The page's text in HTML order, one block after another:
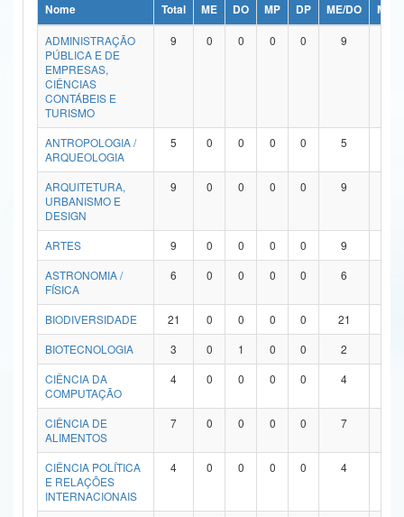
Ministério da Ciência, Tecnologia, Inovações e Comunicações
Ministério do Meio Ambiente
Ministério do Turismo
Ministério do Desenvolvimento Regional
Controladoria-Geral da União
Ministério da Mulher, da Família e dos Direitos Humanos
Secretaria de Governo
Advocacia-Geral da União
Banco Central do Brasil
Nome Total ME DO MP DP ME/DO
MP/
ADMINISTRAÇÃO
PÚBLICA E DE
EMPRESAS,
CIÊNCIAS
CONTÁBEIS E
TURISMO
9 0 0 0 0 9
ANTROPOLOGIA /
ARQUEOLOGIA
5 0 0 0 0 5
ARQUITETURA,
URBANISMO E
DESIGN
9 0 0 0 0 9
ARTES 9 0 0 0 0 9
ASTRONOMIA /
FÍSICA
6 0 0 0 0 6
BIODIVERSIDADE 21 0 0 0 0 21
BIOTECNOLOGIA
3 0 1 0 0 2
CIÊNCIA DA
COMPUTAÇÃO
4 0 0 0 0 4
CIÊNCIA DE
ALIMENTOS
7 0 0 0 0 7
CIÊNCIA POLÍTICA
E RELAÇÕES
INTERNACIONAIS
4 0 0 0 0 4